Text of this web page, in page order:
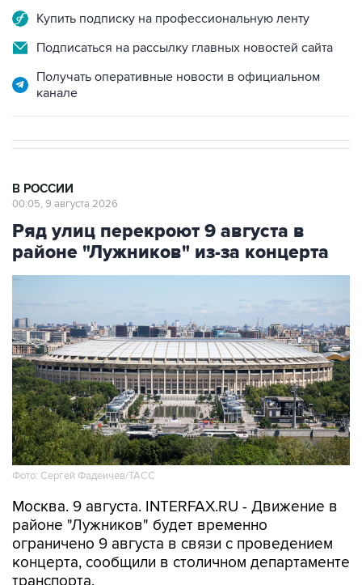
Купить подписку на профессиональную ленту
Подписаться на рассылку главных новостей сайта
Получать оперативные новости в официальном
канале
В РОССИИ
00:05, 9 августа 2026
Ряд улиц перекроют 9 августа в
районе "Лужников" из-за концерта
Фото: Сергей Фадеичев/ТАСС
Москва. 9 августа. INTERFAX.RU - Движение в
районе "Лужников" будет временно
ограничено 9 августа в связи с проведением
концерта, сообщили в столичном департаменте